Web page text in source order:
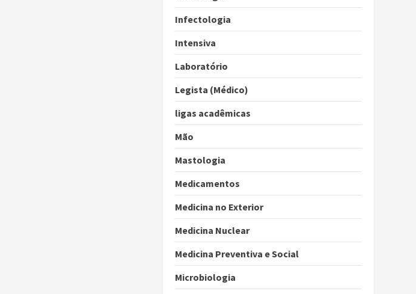
Infectologia
Intensiva
Laboratório
Legista (Médico)
ligas acadêmicas
Mão
Mastologia
Medicamentos
Medicina no Exterior
Medicina Nuclear
Medicina Preventiva e Social
Microbiologia